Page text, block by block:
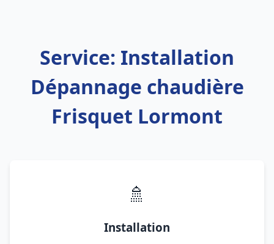
Service: Installation
Dépannage chaudière
Frisquet Lormont
🚿
Installation